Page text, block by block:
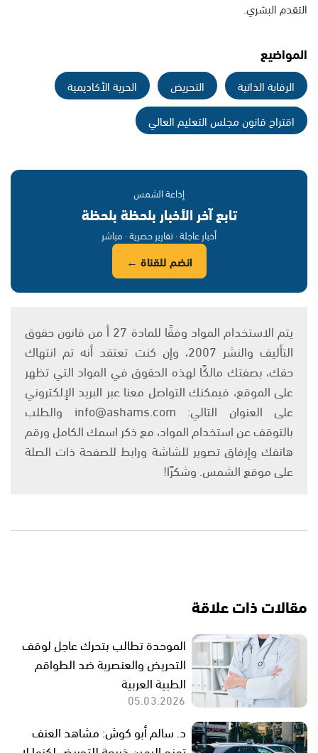
التقدم البشري.
المواضيع
الرقابة الذاتية التحريض
الحرية الأكاديمية
اقتراح قانون مجلس التعليم العالي
إذاعة الشمس
تابع آخر الأخبار بلحظة بلحظة
أخبار عاجلة · تقارير حصرية · مباشر
انضم للقناة ←
يتم الاستخدام المواد وفقًا للمادة 27 أ من قانون حقوق
التأليف والنشر 2007، وإن كنت تعتقد أنه تم انتهاك
حقك، بصفتك مالكًا لهذه الحقوق في المواد التي تظهر
على الموقع، فيمكنك التواصل معنا عبر البريد الإلكتروني
على العنوان التالي: info@ashams.com والطلب
بالتوقف عن استخدام المواد، مع ذكر اسمك الكامل ورقم
هاتفك وإرفاق تصوير للشاشة ورابط للصفحة ذات الصلة
على موقع الشمس. وشكرًا!
مقالات ذات علاقة
الموحدة تطالب بتحرك عاجل لوقف
التحريض والعنصرية ضد الطواقم
الطبية العربية
05.03.2026
د. سالم أبو كوش: مشاهد العنف